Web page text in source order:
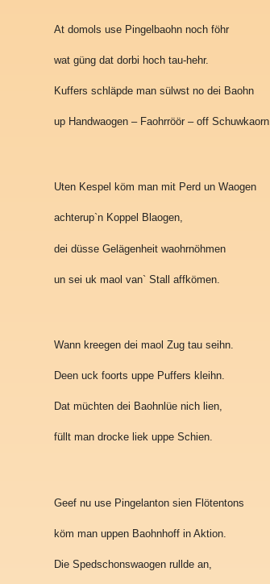
At domols use Pingelbaohn noch föhr
wat güng dat dorbi hoch tau-hehr.
Kuffers schläpde man sülwst no dei Baohn
up Handwaogen – Faohrröör – off Schuwkaorn.
Uten Kespel köm man mit Perd un Waogen
achterup`n Koppel Blaogen,
dei düsse Gelägenheit waohrnöhmen
un sei uk maol van` Stall affkömen.
Wann kreegen dei maol Zug tau seihn.
Deen uck foorts uppe Puffers kleihn.
Dat müchten dei Baohnlüe nich lien,
füllt man drocke liek uppe Schien.
Geef nu use Pingelanton sien Flötentons
köm man uppen Baohnhoff in Aktion.
Die Spedschonswaogen rullde an,